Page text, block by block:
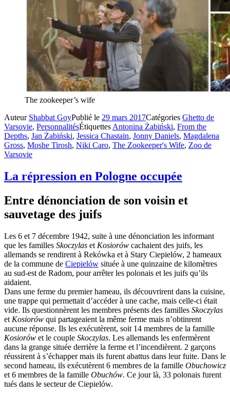
The zookeeper’s wife
Auteur Shabbat GoyPublié le 29 mars 2017Catégories Ghetto de
Varsovie, PersonnalitésÉtiquettes Antonina Żabiński, From the
Depths, Jan Żabiński, Jessica Chastain, Jonny Daniels, Magdalena
Gross, Moshe Tirosh, Niki Caro, The Zookeeper's Wife, Zoo de
Varsovie
La répression en Pologne occupée
Entre dénonciation de son voisin et
sauvetage des juifs
Les 6 et 7 décembre 1942, suite à une dénonciation les informant
que les familles Skoczylas et Kosiorów cachaient des juifs, les
allemands se rendirent à Rekówka et à Stary Ciepielów, 2 hameaux
de la commune de Ciepielów située à une quinzaine de kilomètres
au sud-est de Radom, pour arrêter les polonais et les juifs qu’ils
aidaient.
Dans une ferme du premier hameau, ils découvrirent dans la cuisine,
une trappe qui permettait d’accéder à une cache, mais celle-ci était
vide. Ils questionnèrent les membres présents des familles Skoczylas
et Kosiorów qui partageaient la même ferme mais n’obtinrent
aucune réponse. Ils les exécutèrent, soit 14 membres de la famille
Kosiorów et le couple Skoczylas. Les allemands les enfermèrent
dans la grange située derrière la ferme et l’incendièrent. 2 garçons
réussirent à s’échapper mais ils furent abattus dans leur fuite. Dans le
second hameau, ils exécutèrent 6 membres de la famille Obuchowicz
et 6 membres de la famille Obuchów. Ce jour là, 33 polonais furent
tués dans le secteur de Ciepielów.